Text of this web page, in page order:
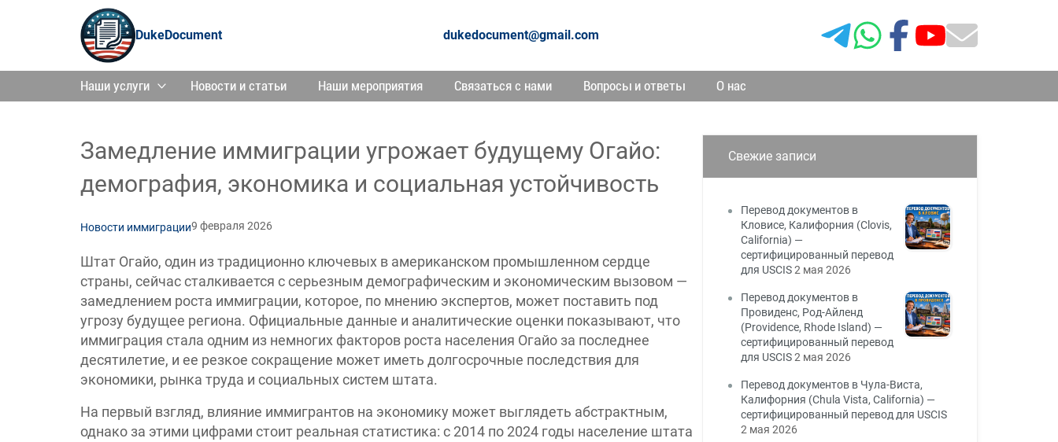
DukeDocument dukedocument@gmail.com
Наши услуги Новости и статьи Наши мероприятия Связаться с нами Вопросы и ответы О нас
Замедление иммиграции угрожает будущему Огайо:
демография, экономика и социальная устойчивость
Новости иммиграции9 февраля 2026
Штат Огайо, один из традиционно ключевых в американском промышленном сердце
страны, сейчас сталкивается с серьезным демографическим и экономическим вызовом —
замедлением роста иммиграции, которое, по мнению экспертов, может поставить под
угрозу будущее региона. Официальные данные и аналитические оценки показывают, что
иммиграция стала одним из немногих факторов роста населения Огайо за последнее
десятилетие, и ее резкое сокращение может иметь долгосрочные последствия для
экономики, рынка труда и социальных систем штата.
На первый взгляд, влияние иммигрантов на экономику может выглядеть абстрактным,
однако за этими цифрами стоит реальная статистика: с 2014 по 2024 годы население штата
Свежие записи
Перевод документов в
Кловисе, Калифорния (Clovis,
California) —
сертифицированный перевод
для USCIS2 мая 2026
Перевод документов в
Провиденс, Род-Айленд
(Providence, Rhode Island) —
сертифицированный перевод
для USCIS2 мая 2026
Перевод документов в Чула-Виста,
Калифорния (Chula Vista, California) —
сертифицированный перевод для USCIS
2 мая 2026